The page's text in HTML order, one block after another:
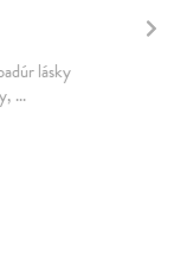
lásky
...